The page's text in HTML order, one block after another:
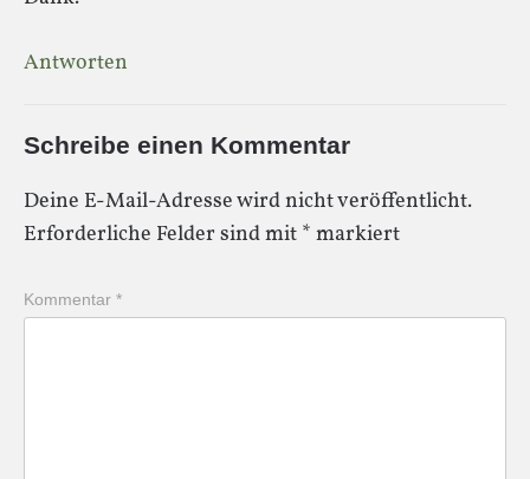
Antworten
Schreibe einen Kommentar
Deine E-Mail-Adresse wird nicht veröffentlicht.
Erforderliche Felder sind mit * markiert
Kommentar *